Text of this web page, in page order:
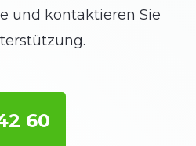
und kontaktieren Sie
60